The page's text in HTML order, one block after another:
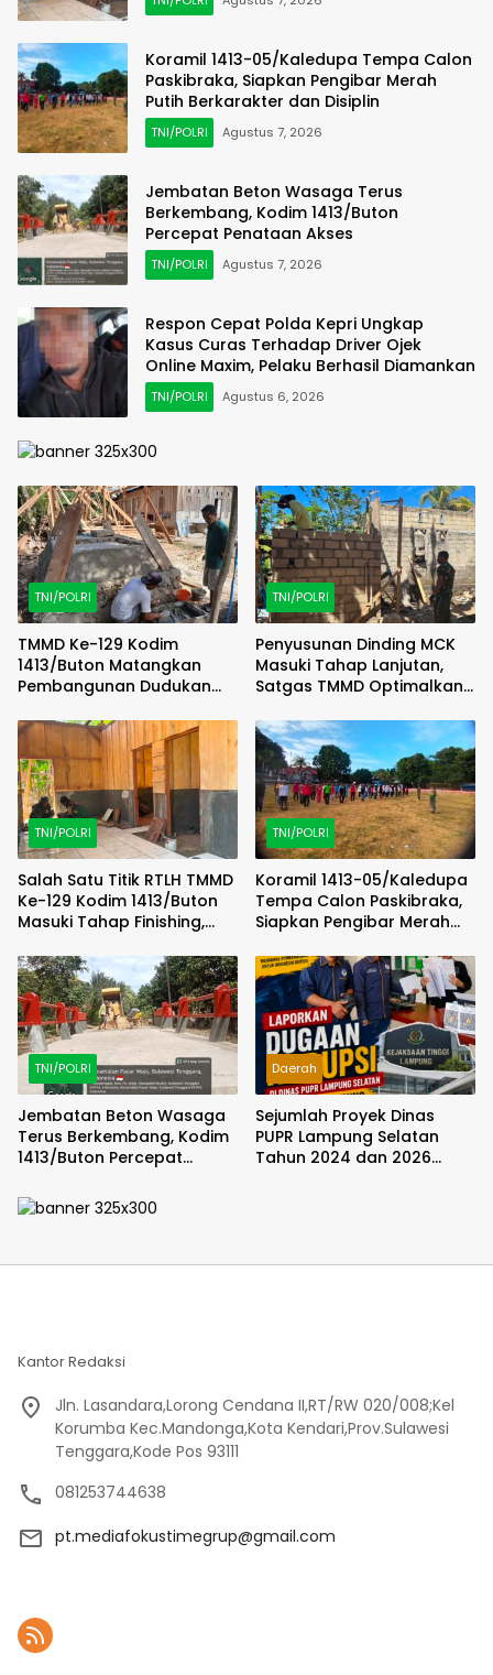
Koramil 1413-05/Kaledupa Tempa Calon
Paskibraka, Siapkan Pengibar Merah
Putih Berkarakter dan Disiplin
TNI/POLRI Agustus 7, 2026
Jembatan Beton Wasaga Terus
Berkembang, Kodim 1413/Buton
Percepat Penataan Akses
TNI/POLRI Agustus 7, 2026
Respon Cepat Polda Kepri Ungkap
Kasus Curas Terhadap Driver Ojek
Online Maxim, Pelaku Berhasil Diamankan
TNI/POLRI Agustus 6, 2026
TNI/POLRI
TMMD Ke-129 Kodim
1413/Buton Matangkan
Pembangunan Dudukan
Kualitas Air Bersih
TNI/POLRI
Penyusunan Dinding MCK
Masuki Tahap Lanjutan,
Satgas TMMD Optimalkan
TNI/POLRI
Salah Satu Titik RTLH TMMD
Ke-129 Kodim 1413/Buton
Masuki Tahap Finishing,
Nyata
TNI/POLRI
Koramil 1413-05/Kaledupa
Tempa Calon Paskibraka,
Siapkan Pengibar Merah
Disiplin
TNI/POLRI
Jembatan Beton Wasaga
Terus Berkembang, Kodim
1413/Buton Percepat
Daerah
Sejumlah Proyek Dinas
PUPR Lampung Selatan
Tahun 2024 dan 2026
Kantor Redaksi
Jln. Lasandara,Lorong Cendana II,RT/RW 020/008;Kel
Korumba Kec.Mandonga,Kota Kendari,Prov.Sulawesi
Tenggara,Kode Pos 93111
081253744638
pt.mediafokustimegrup@gmail.com